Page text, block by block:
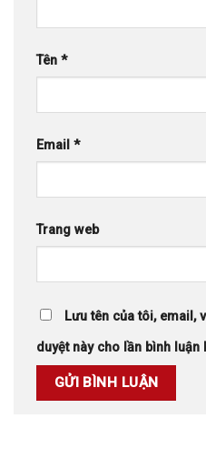
Tên *
Email *
Trang web
Lưu tên của tôi, email,
duyệt này cho lần bình luận